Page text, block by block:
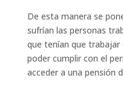
De esta manera se
sufrían las personas
que tenían que
poder cumplir con el
acceder a una pensión